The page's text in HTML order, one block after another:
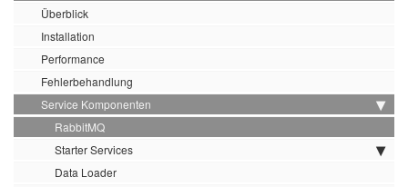
Überblick
Installation
Performance
Fehlerbehandlung
Service Komponenten
RabbitMQ
Starter Services
Data Loader